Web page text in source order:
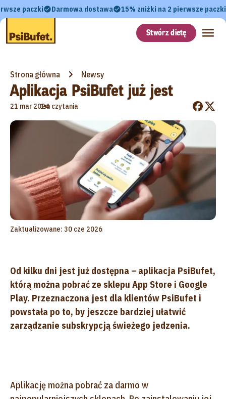
paczki Darmowa dostawa 15% zniżki na 2 pierwsze paczki
Stwórz dietę
Strona główna Newsy
Aplikacja PsiBufet już jest
21 mar 2024
•
1m czytania
Zaktualizowane: 30 cze 2026
Od kilku dni jest już dostępna – aplikacja PsiBufet,
którą można pobrać ze sklepu App Store i Google
Play. Przeznaczona jest dla klientów PsiBufet i
powstała po to, by jeszcze bardziej ułatwić
zarządzanie subskrypcją świeżego jedzenia.
Aplikację można pobrać za darmo w